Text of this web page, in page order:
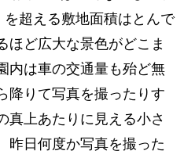
超える敷地面積はとんで
ほど広大な景色がどこま
内は車の交通量も殆ど無
降りて写真を撮ったりす
真上あたりに見える小さ
昨日何度か写真を撮った